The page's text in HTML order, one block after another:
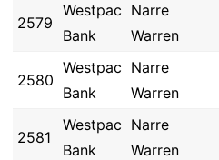
2579
Westpac
Bank
Narre
Warren
2580
Westpac
Bank
Narre
Warren
2581
Westpac
Bank
Narre
Warren